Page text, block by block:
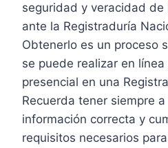
seguridad y veracidad
ante la Registraduría
Obtenerlo es un proceso
se puede realizar en
presencial en una
Recuerda tener siempre
información correcta y
requisitos necesarios